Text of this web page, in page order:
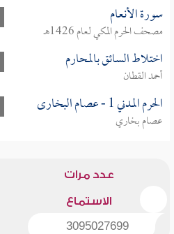
سورة الأنعام
مصحف الحرم المكي لعام 1426هـ
اختلاط السائق بالمحارم
أحمد القطان
الحرم المدني 1 - عصام البخارى
عصام بخاري
عدد مرات
الاستماع
3095027699